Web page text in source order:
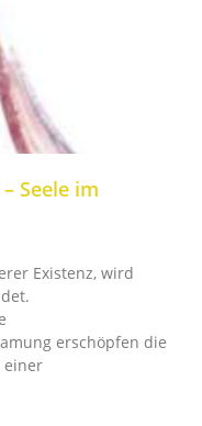
Seele im
Existenz, wird
erschöpfen die
einer